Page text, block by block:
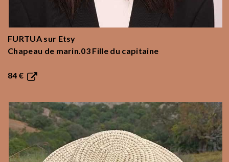
FURTUAsur Etsy
Chapeau de marin.03 Fille du capitaine
84 €